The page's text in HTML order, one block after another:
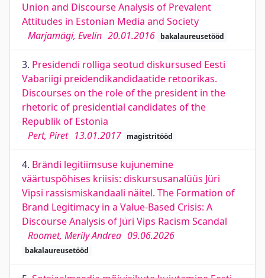
Union and Discourse Analysis of Prevalent
Attitudes in Estonian Media and Society
Marjamägi, Evelin 20.01.2016 bakalaureusetööd
3. Presidendi rolliga seotud diskursused Eesti
Vabariigi preidendikandidaatide retoorikas.
Discourses on the role of the president in the
rhetoric of presidential candidates of the
Republik of Estonia
Pert, Piret 13.01.2017 magistritööd
4. Brändi legitiimsuse kujunemine
väärtuspõhises kriisis: diskursusanalüüs Jüri
Vipsi rassismiskandaali näitel. The Formation of
Brand Legitimacy in a Value-Based Crisis: A
Discourse Analysis of Jüri Vips Racism Scandal
Roomet, Merily Andrea 09.06.2026
bakalaureusetööd